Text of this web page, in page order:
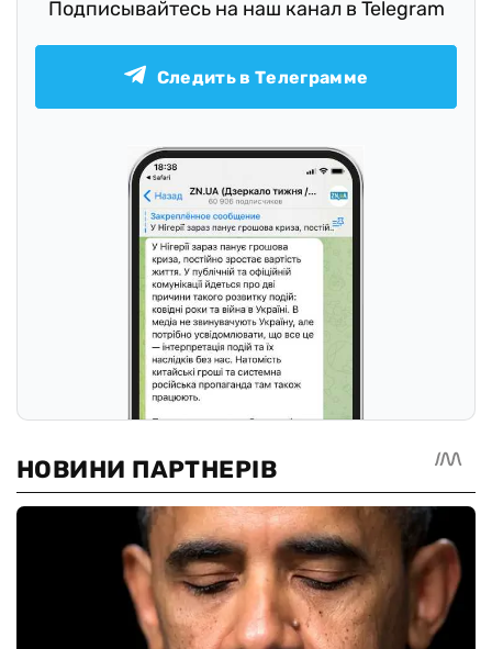
Подписывайтесь на наш канал в Telegram
Следить в Телеграмме